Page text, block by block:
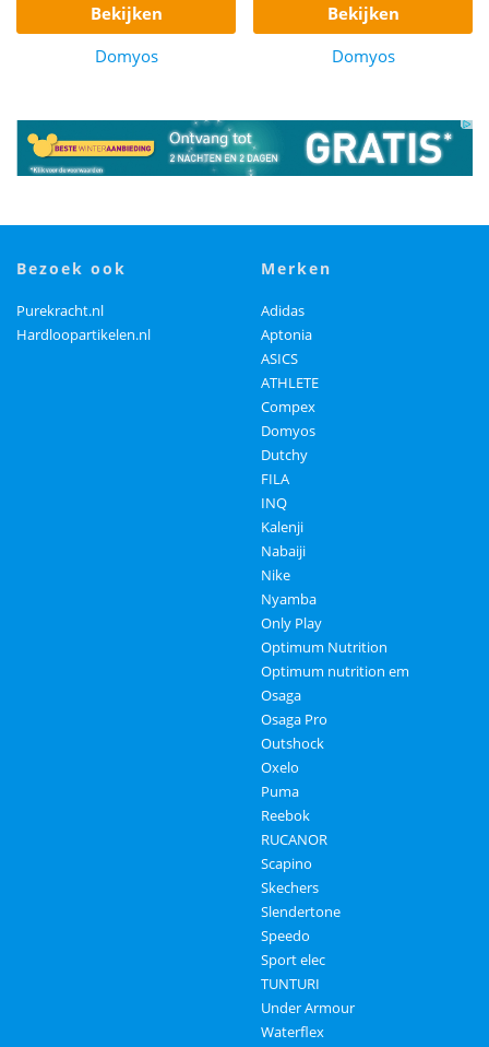
bekijken
Domyos
bekijken
Domyos
bezoek ook
Purekracht.nl
Hardloopartikelen.nl
merken
Adidas
Aptonia
ASICS
ATHLETE
Compex
Domyos
Dutchy
FILA
INQ
Kalenji
Nabaiji
Nike
Nyamba
Only Play
Optimum Nutrition
Optimum nutrition em
Osaga
Osaga Pro
Outshock
Oxelo
Puma
Reebok
RUCANOR
Scapino
Skechers
Slendertone
Speedo
Sport elec
TUNTURI
Under Armour
Waterflex